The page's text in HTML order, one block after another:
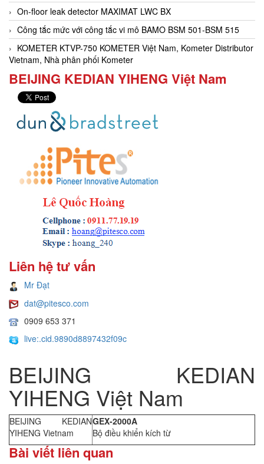
On-floor leak detector MAXIMAT LWC BX
Công tắc mức với công tắc vi mô BAMO BSM 501-BSM 515
KOMETER KTVP-750 KOMETER Việt Nam, Kometer Distributor
Vietnam, Nhà phân phối Kometer
BEIJING KEDIAN YIHENG Việt Nam
Liên hệ tư vấn
Mr Đạt
dat@pitesco.com
0909 653 371
live:.cid.9890d8897432f09c
BEIJING KEDIAN
YIHENG Việt Nam
BEIJING KEDIAN
YIHENG Vietnam
GEX-2000A
Bộ điều khiển kích từ
Bài viết liên quan